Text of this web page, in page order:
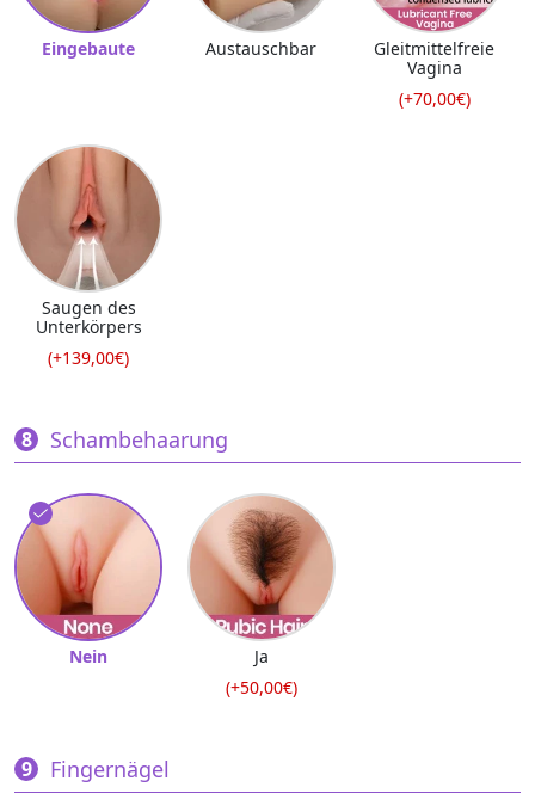
Eingebaute Austauschbar
Gleitmittelfreie
Vagina
(+70,00€)
Saugen des
Unterkörpers
(+139,00€)
Schambehaarung
Nein
Ja
(+50,00€)
Fingernägel